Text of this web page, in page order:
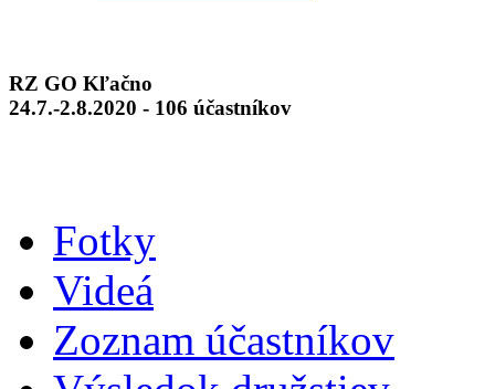
RZ GO Kľačno
24.7.-2.8.2020 - 106 účastníkov
Fotky
Videá
Zoznam účastníkov